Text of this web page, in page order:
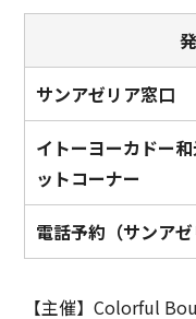
サンアゼリア窓口
イトーヨーカドー
ットコーナー
電話予約（サンア
【主催】Colorful